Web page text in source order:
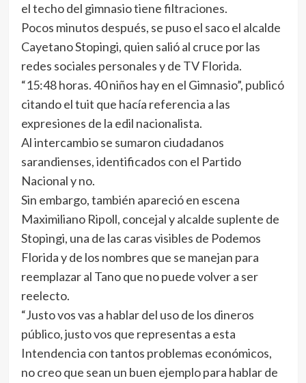
el techo del gimnasio tiene filtraciones.
Pocos minutos después, se puso el saco el alcalde
Cayetano Stopingi, quien salió al cruce por las
redes sociales personales y de TV Florida.
“15:48 horas. 40 niños hay en el Gimnasio”, publicó
citando el tuit que hacía referencia a las
expresiones de la edil nacionalista.
Al intercambio se sumaron ciudadanos
sarandienses, identificados con el Partido
Nacional y no.
Sin embargo, también apareció en escena
Maximiliano Ripoll, concejal y alcalde suplente de
Stopingi, una de las caras visibles de Podemos
Florida y de los nombres que se manejan para
reemplazar al Tano que no puede volver a ser
reelecto.
“Justo vos vas a hablar del uso de los dineros
público, justo vos que representas a esta
Intendencia con tantos problemas económicos,
no creo que sean un buen ejemplo para hablar de